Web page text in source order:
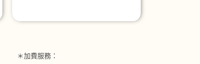
＊加費服務：